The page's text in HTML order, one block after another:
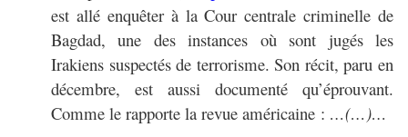
est allé enquêter à la Cour centrale criminelle de
Bagdad, une des instances où sont jugés les
Irakiens suspectés de terrorisme. Son récit, paru en
décembre, est aussi documenté qu’éprouvant.
Comme le rapporte la revue américaine : …(…)…